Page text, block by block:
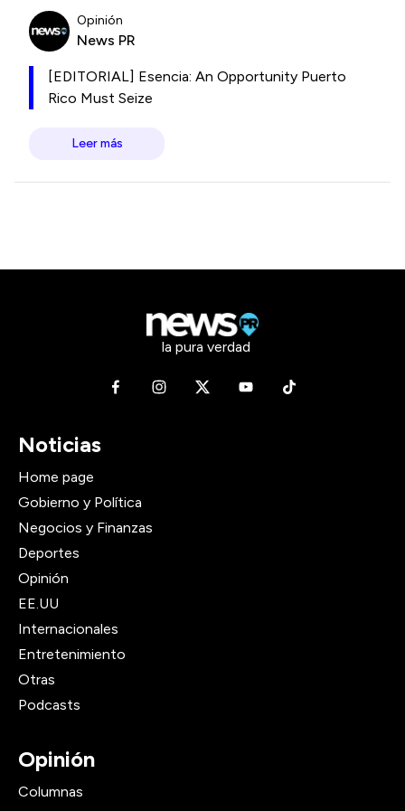
Opinión
News PR
[EDITORIAL] Esencia: An Opportunity Puerto
Rico Must Seize
Leer más
la pura verdad
Noticias
Home page
Gobierno y Política
Negocios y Finanzas
Deportes
Opinión
EE.UU
Internacionales
Entretenimiento
Otras
Podcasts
Opinión
Columnas